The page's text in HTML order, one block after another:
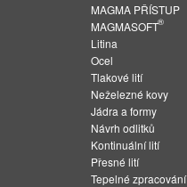
MAGMA PŘÍSTUP
MAGMASOFT
®
Litina
Ocel
Tlakové lití
Neželezné kovy
Jádra a formy
Návrh odlitků
Kontinuální lití
Přesné lití
Tepelné zpracování